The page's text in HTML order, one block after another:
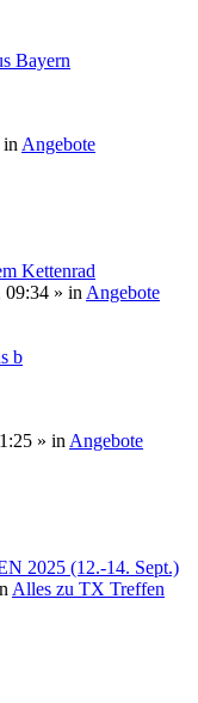
Bayern
in Angebote
Kettenrad
09:34 » in Angebote
b
» in Angebote
2025 (12.-14. Sept.)
Alles zu TX Treffen